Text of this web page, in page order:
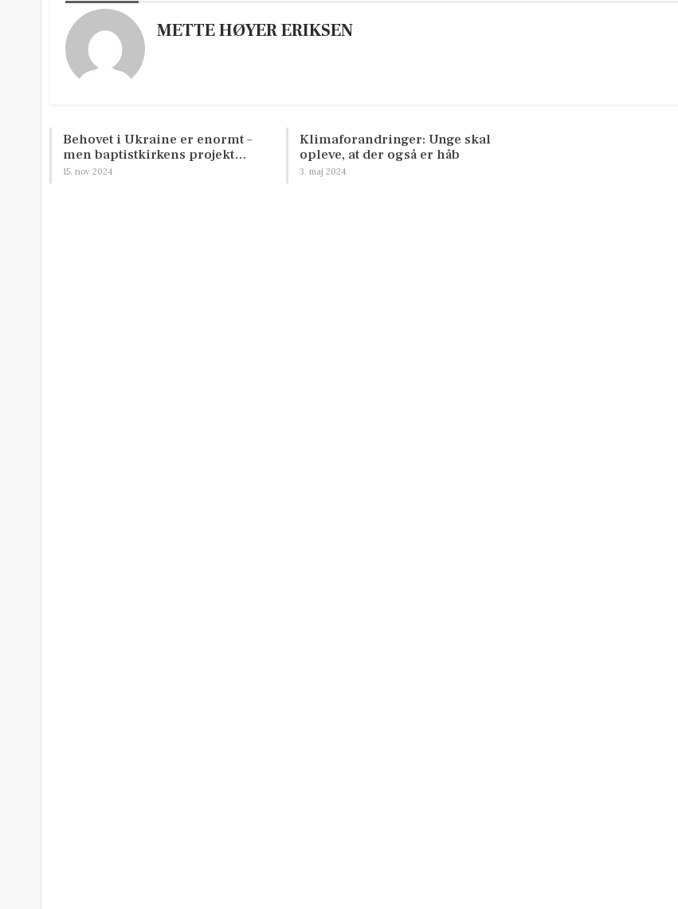
METTE HØYER ERIKSEN
Behovet i Ukraine er enormt –
men baptistkirkens projekt…
15. nov 2024
Klimaforandringer: Unge skal
opleve, at der også er håb
3. maj 2024